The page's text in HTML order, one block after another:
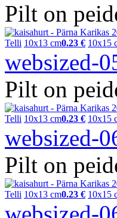
Pilt on
Telli 10x13 cm0.23 € 10x15
websized-
Pilt on
Telli 10x13 cm0.23 € 10x15
websized-
Pilt on
Telli 10x13 cm0.23 € 10x15